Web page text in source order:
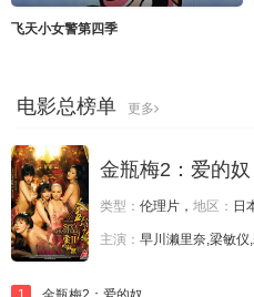
飞天小女警第四季
电影总榜单 更多
金瓶梅2：爱的奴
类型： 伦理片， 地区： 日
主演： 早川濑里奈,梁敏仪